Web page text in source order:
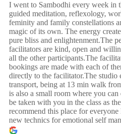
I went to Sambodhi every week in
guided meditation, reflexology,
feminity and family constellations
magic of its own. The energy
pure bliss and enlightenment.The
facilitators are kind, open and
all the other participants.The
bookings are made with each of
directly to the facilitator.The studio
transport, being at 13 min walk
is also a small room where you
be taken with you in the class as
recommend this place for
new technics for emotional self
:)